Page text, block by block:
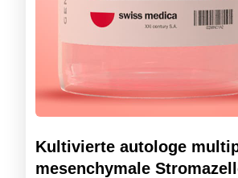
Kultivierte autologe
mesenchymale